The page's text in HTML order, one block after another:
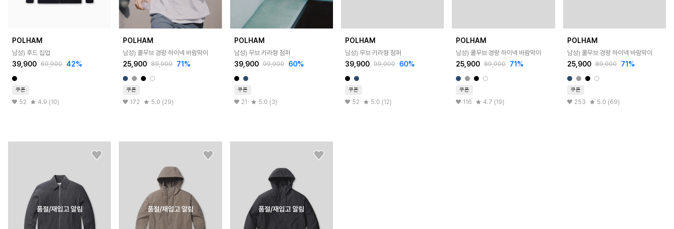
POLHAM
남성) 후드 집업
39,900 69,900 42%
쿠폰
52 4.9 (10)
POLHAM
남성) 쿨무브 경량 하이넥 바람막이
25,900 89,900 71%
쿠폰
172 5.0 (29)
POLHAM
남성) 무브 카라형 점퍼
39,900 99,900 60%
쿠폰
21 5.0 (3)
POLHAM
남성) 무브 카라형 점퍼
39,900 99,900 60%
쿠폰
52 5.0 (12)
POLHAM
남성) 쿨무브 경량 하이넥 바람막이
25,900 89,900 71%
쿠폰
116 4.7 (19)
POLHAM
남성) 쿨무브 경량 하이넥 바람막이
25,900 89,900 71%
쿠폰
253 5.0 (69)
품절/재입고 알림 품절/재입고 알림 품절/재입고 알림